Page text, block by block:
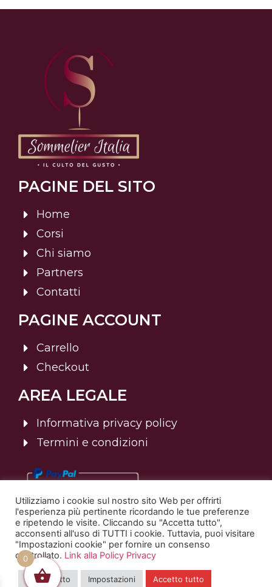
PAGINE DEL SITO
Home
Corsi
Chi siamo
Partners
Contatti
PAGINE ACCOUNT
Carrello
Checkout
AREA LEGALE
Informativa privacy policy
Termini e condizioni
© 2025 Sommelier Italia | Tutti i diritti riservati. | P.Iva:
Utilizziamo i cookie sul nostro sito Web per offrirti
l'esperienza più pertinente ricordando le tue preferenze
e ripetendo le visite. Cliccando su "Accetta tutto",
acconsenti all'uso di TUTTI i cookie. Tuttavia, puoi visitare
"Impostazioni cookie" per fornire un consenso
controllato. Link alla Policy Privacy
Rifiuta tutto Impostazioni Accetto tutto
0